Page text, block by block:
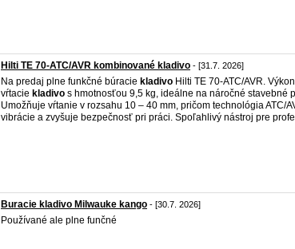
Hilti TE 70-ATC/AVR kombinované kladivo - [31.7. 2026]
Na predaj plne funkčné búracie kladivo Hilti TE 70-ATC/AVR.
vŕtacie kladivo s hmotnosťou 9,5 kg, ideálne na náročné stavebné
Umožňuje vŕtanie v rozsahu 10 – 40 mm, pričom technológia ATC/
vibrácie a zvyšuje bezpečnosť pri práci. Spoľahlivý nástroj pre
Buracie kladivo Milwauke kango - [30.7. 2026]
Používané ale plne funčné